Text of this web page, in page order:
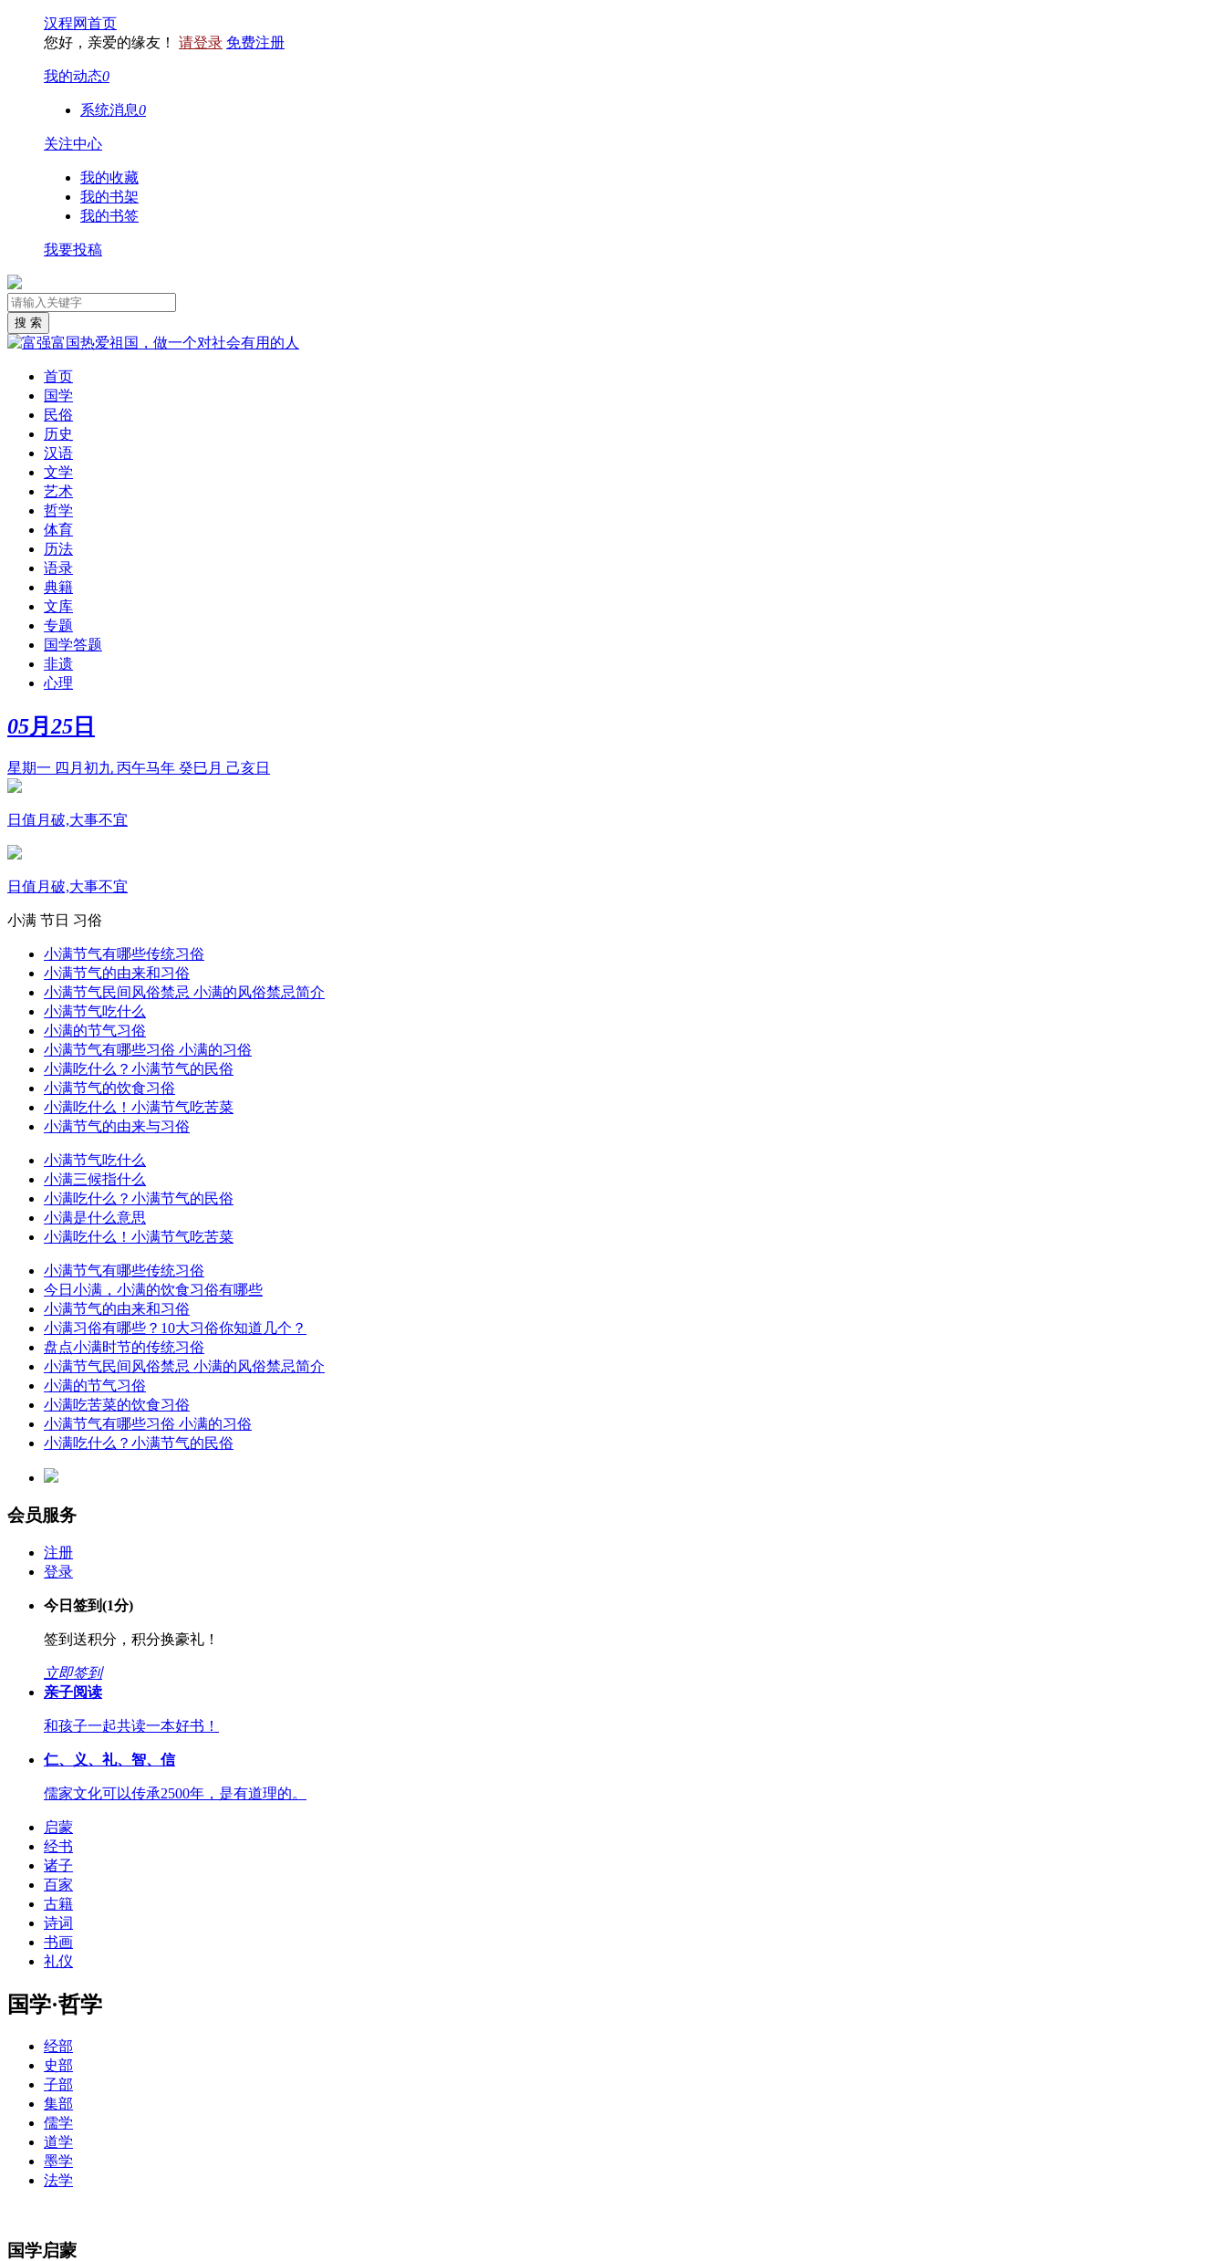
汉程网首页
您好，亲爱的缘友！ 请登录 免费注册
我的动态0
系统消息0
关注中心
我的收藏
我的书架
我的书签
我要投稿
首页
国学
民俗
历史
汉语
文学
艺术
哲学
体育
历法
语录
典籍
文库
专题
国学答题
非遗
心理
05月 25 日
星期一 四月初九 丙午马年 癸巳月 己亥日
日值月破,大事不宜
日值月破,大事不宜
小满 节日 习俗
小满节气有哪些传统习俗
小满节气的由来和习俗
小满节气民间风俗禁忌 小满的风俗禁忌简介
小满节气吃什么
小满的节气习俗
小满节气有哪些习俗 小满的习俗
小满吃什么？小满节气的民俗
小满节气的饮食习俗
小满吃什么！小满节气吃苦菜
小满节气的由来与习俗
小满节气吃什么
小满三候指什么
小满吃什么？小满节气的民俗
小满是什么意思
小满吃什么！小满节气吃苦菜
小满节气有哪些传统习俗
今日小满，小满的饮食习俗有哪些
小满节气的由来和习俗
小满习俗有哪些？10大习俗你知道几个？
盘点小满时节的传统习俗
小满节气民间风俗禁忌 小满的风俗禁忌简介
小满的节气习俗
小满吃苦菜的饮食习俗
小满节气有哪些习俗 小满的习俗
小满吃什么？小满节气的民俗
会员服务
注册
登录
今日签到(1分)
签到送积分，积分换豪礼！
立即签到
亲子阅读
和孩子一起共读一本好书！
仁、义、礼、智、信
儒家文化可以传承2500年，是有道理的。
启蒙
经书
诸子
百家
古籍
诗词
书画
礼仪
国学·哲学
经部
史部
子部
集部
儒学
道学
墨学
法学
国学启蒙